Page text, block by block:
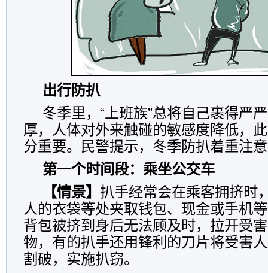
出行防扒
冬季里，“上班族”总将自己裹得严
厚，人体对外来触碰的敏感度降低，
分重要。民警提示，冬季防扒着重注
第一个时间段：乘坐公交车
【情景】 扒手经常会在乘客拥挤时
人的衣袋等处夹取钱包、现金或手机
背包被挤到身后无法顾及时，拉开受
物，有的扒手还用锋利的刀片将受害
割破，实施扒窃。